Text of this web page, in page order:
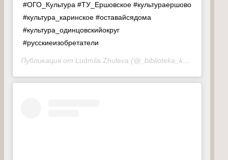
#ОГО_Культура #ТУ_Ершовское #культураершово
#культура_каринское #оставайсядома
#культура_одинцовскийокруг
#русскиеизобретатели
Публикация от Ludmila Zhuleva (@_biblioteka_karinskoe)